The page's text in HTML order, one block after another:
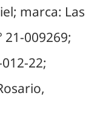
marca: Las
21-009269;
012-22;